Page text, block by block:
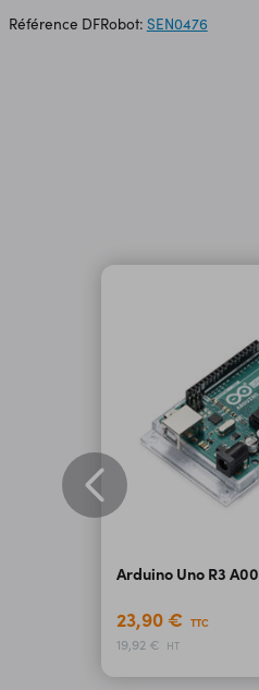
Référence DFRobot: SEN0476
Arduino Uno R3
23,90 € TTC
19,92 € HT